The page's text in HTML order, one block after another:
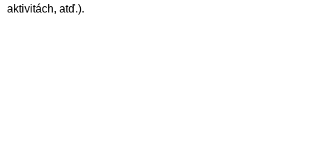
aktivitách, atď.).